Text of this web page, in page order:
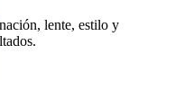
lente, estilo y